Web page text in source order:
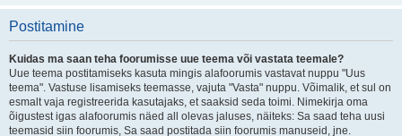
Postitamine
Kuidas ma saan teha foorumisse uue teema või vastata teemale?
Uue teema postitamiseks kasuta mingis alafoorumis vastavat nuppu "Uus
teema". Vastuse lisamiseks teemasse, vajuta "Vasta" nuppu. Võimalik, et sul on
esmalt vaja registreerida kasutajaks, et saaksid seda toimi. Nimekirja oma
õigustest igas alafoorumis näed all olevas jaluses, näiteks: Sa saad teha uusi
teemasid siin foorumis, Sa saad postitada siin foorumis manuseid, jne.